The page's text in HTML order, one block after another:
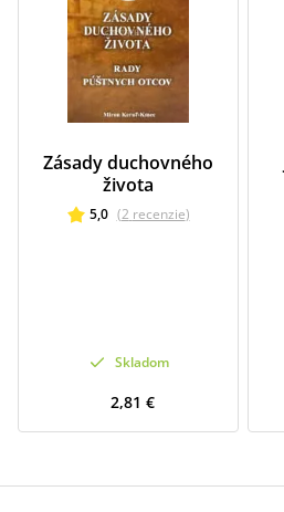
Zásady duchovného
života
5,0 (2 recenzie)
Skladom
2,81 €